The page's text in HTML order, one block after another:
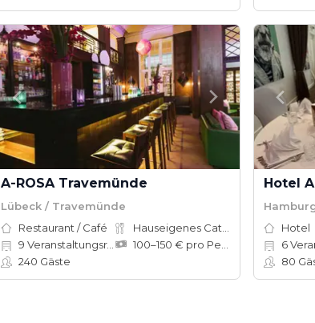
A-ROSA Travemünde
Lübeck / Travemünde
Restaurant / Café
9 Veranstaltungsräume
240 Gäste
Hotel
Hotel
6
80